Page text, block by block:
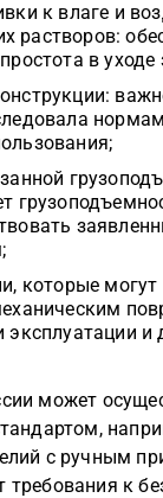
к влаге и
растворов:
в
которые
эксплуатации и
может
с ручным
требования к